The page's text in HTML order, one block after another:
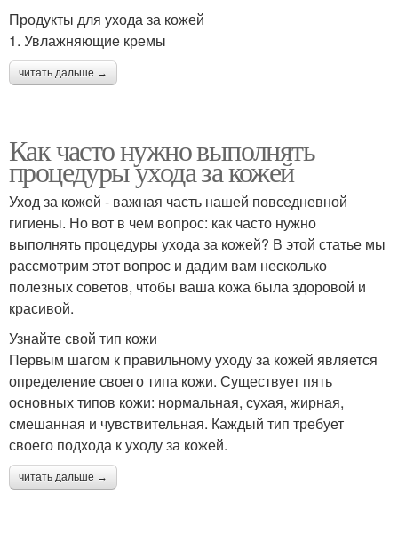
Продукты для ухода за кожей
1. Увлажняющие кремы
читать дальше →
Как часто нужно выполнять
процедуры ухода за кожей
Уход за кожей - важная часть нашей повседневной
гигиены. Но вот в чем вопрос: как часто нужно
выполнять процедуры ухода за кожей? В этой статье мы
рассмотрим этот вопрос и дадим вам несколько
полезных советов, чтобы ваша кожа была здоровой и
красивой.
Узнайте свой тип кожи
Первым шагом к правильному уходу за кожей является
определение своего типа кожи. Существует пять
основных типов кожи: нормальная, сухая, жирная,
смешанная и чувствительная. Каждый тип требует
своего подхода к уходу за кожей.
читать дальше →